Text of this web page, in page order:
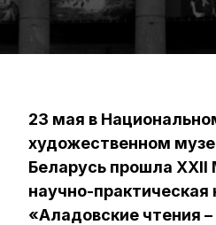
23 мая в
художественном
Беларусь прошла
научно-практическая
«Аладовские чтения